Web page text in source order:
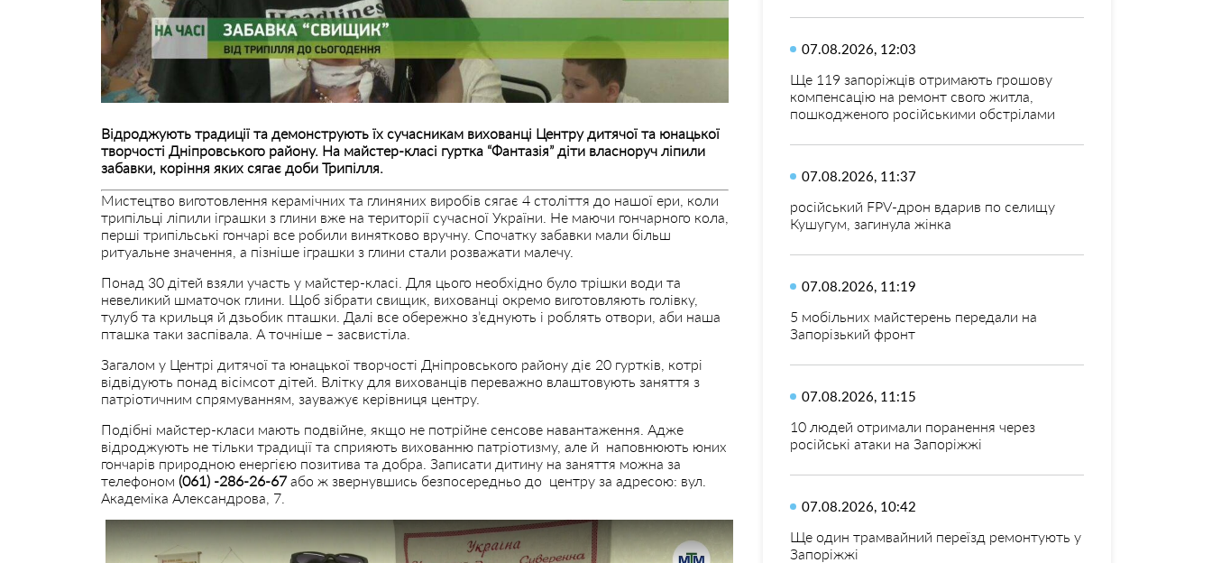
Відроджують традиції та демонструють їх сучасникам вихованці Центру дитячої та юнацької
творчості Дніпровського району. На майстер-класі гуртка “Фантазія” діти власноруч ліпили
забавки, коріння яких сягає доби Трипілля.
Мистецтво виготовлення керамічних та глиняних виробів сягає 4 століття до нашої ери, коли
трипільці ліпили іграшки з глини вже на території сучасної України. Не маючи гончарного кола,
перші трипільські гончарі все робили винятково вручну. Спочатку забавки мали більш
ритуальне значення, а пізніше іграшки з глини стали розважати малечу.
Понад 30 дітей взяли участь у майстер-класі. Для цього необхідно було трішки води та
невеликий шматочок глини. Щоб зібрати свищик, вихованці окремо виготовляють голівку,
тулуб та крильця й дзьобик пташки. Далі все обережно з’єднують і роблять отвори, аби наша
пташка таки заспівала. А точніше – засвистіла.
Загалом у Центрі дитячої та юнацької творчості Дніпровського району діє 20 гуртків, котрі
відвідують понад вісімсот дітей. Влітку для вихованців переважно влаштовують заняття з
патріотичним спрямуванням, зауважує керівниця центру.
Подібні майстер-класи мають подвійне, якщо не потрійне сенсове навантаження. Адже
відроджують не тільки традиції та сприяють вихованню патріотизму, але й наповнюють юних
гончарів природною енергією позитива та добра. Записати дитину на заняття можна за
телефоном (061) -286-26-67або ж звернувшись безпосередньо до центру за адресою: вул.
Академіка Александрова, 7.
07.08.2026, 12:03
Ще 119 запоріжців отримають грошову
компенсацію на ремонт свого житла,
пошкодженого російськими обстрілами
07.08.2026, 11:37
російський FPV-дрон вдарив по селищу
Кушугум, загинула жінка
07.08.2026, 11:19
5 мобільних майстерень передали на
Запорізький фронт
07.08.2026, 11:15
10 людей отримали поранення через
російські атаки на Запоріжжі
07.08.2026, 10:42
Ще один трамвайний переїзд ремонтують у
Запоріжжі